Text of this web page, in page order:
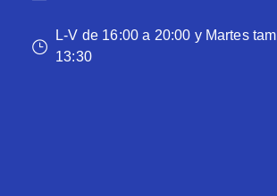
L-V de 16:00 a 20:00 y Martes
13:30